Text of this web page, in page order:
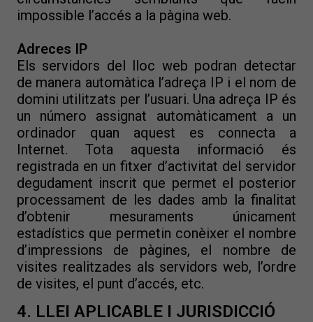
impossible l’accés a la pàgina web.
Adreces IP
Els servidors del lloc web podran detectar
de manera automàtica l’adreça IP i el nom de
domini utilitzats per l’usuari. Una adreça IP és
un número assignat automàticament a un
ordinador quan aquest es connecta a
Internet. Tota aquesta informació és
registrada en un fitxer d’activitat del servidor
degudament inscrit que permet el posterior
processament de les dades amb la finalitat
d’obtenir mesuraments únicament
estadístics que permetin conèixer el nombre
d’impressions de pàgines, el nombre de
visites realitzades als servidors web, l’ordre
de visites, el punt d’accés, etc.
4. LLEI APLICABLE I JURISDICCIÓ